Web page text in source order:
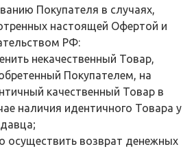
Покупателя в случаях,
настоящей Офертой и
РФ:
некачественный Товар,
Покупателем, на
качественный Товар в
наличия идентичного Товара у
осуществить возврат денежных